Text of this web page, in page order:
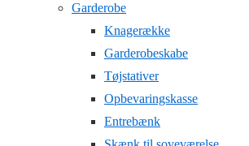
Garderobe
Knagerække
Garderobeskabe
Tøjstativer
Opbevaringskasse
Entrebænk